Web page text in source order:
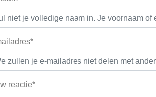
reactie*